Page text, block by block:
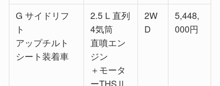
G サイドリフ
ト
アップチルト
シート装着車
2.5 L 直列
4気筒
直噴エン
ジン
＋モータ
ーTHSⅡ
2W
D
5,448,
000円